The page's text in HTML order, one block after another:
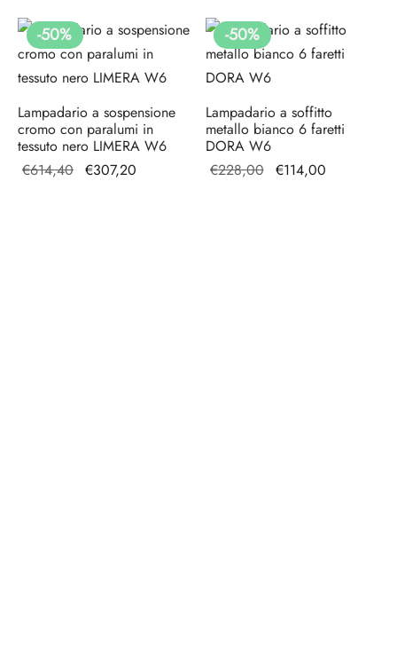
era:
€122,40.
attuale
è:
€61,20.
-50%
Lampadario a sospensione
cromo con paralumi in
tessuto nero LIMERA W6
€614,40 Il prezzo
€307,20
-50%
Lampadario a soffitto
metallo bianco 6 faretti
DORA W6
€228,00 Il prezzo
€114,00